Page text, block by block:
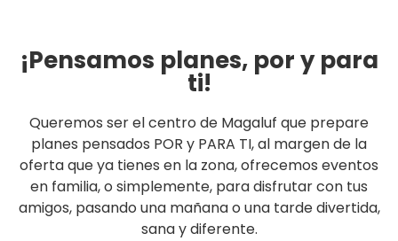
¡Pensamos planes, por y para
ti!
Queremos ser el centro de Magaluf que prepare
planes pensados POR y PARA TI, al margen de la
oferta que ya tienes en la zona, ofrecemos eventos
en familia, o simplemente, para disfrutar con tus
amigos, pasando una mañana o una tarde divertida,
sana y diferente.